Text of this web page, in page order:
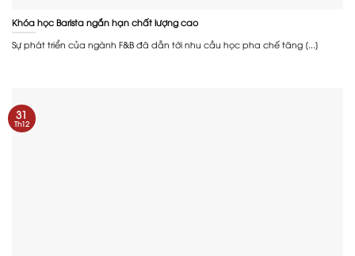
Khóa học Barista ngắn hạn chất lượng cao
Sự phát triển của ngành F&B đã dẫn tới nhu cầu học pha chế tăng [...]
31
Th12